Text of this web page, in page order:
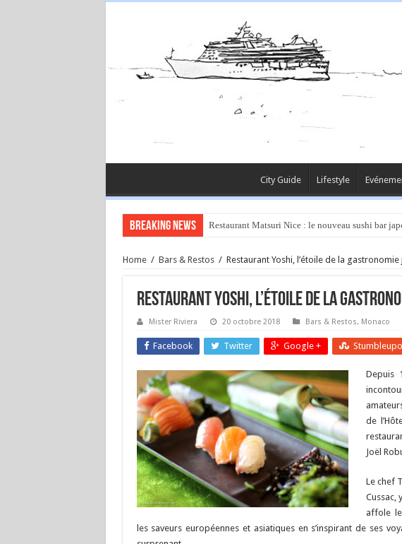
City Guide Lifestyle
Breaking News Rüya à Cannes : le restaurant éphémère de
Home / Bars & Restos / Restaurant Yoshi, l’étoile de la
Restaurant Yoshi, l’étoile de la
Mister Riviera 20 octobre 2018 Bars & Restos, Monaco
Facebook Twitter Google +
Depuis
de
Joël
Le chef
Cussac,
affole
les saveurs européennes et asiatiques en s’inspirant de ses